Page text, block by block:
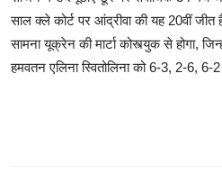
साल क्ले कोर्ट पर आंद्रीवा की यह 20वीं
सामना यूक्रेन की मार्टा कोस्त्युक से होगा,
हमवतन एलिना स्वितोलिना को 6-3, 2-6, 6-